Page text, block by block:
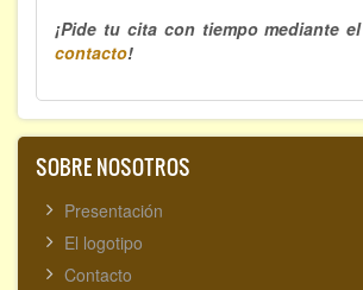
¡Pide tu cita con tiempo mediante el
contacto!
SOBRE NOSOTROS
Presentación
El logotipo
Contacto